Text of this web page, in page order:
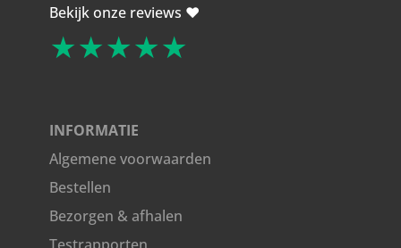
Bekijk onze reviews ❤️
★★★★★
INFORMATIE
Algemene voorwaarden
Bestellen
Bezorgen & afhalen